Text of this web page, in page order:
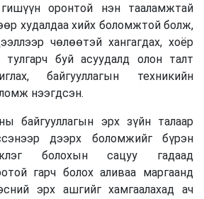
оронтой нэн тааламжтай
худалдаа хийх боломжтой болж,
чөлөөтэй хангагдах, хоёр
тулгарч буй асуудалд олон талт
байгууллагын техникийн
нээгдсэн.
байгууллагын эрх зүйн талаар
дээрх боломжийг бүрэн
болохын сацуу гадаад
гарч болох аливаа маргаанд
эрх ашгийг хамгаалахад ач